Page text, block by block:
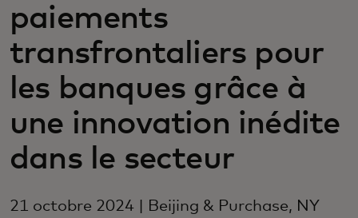
Pour les innovateurs
Actualités et tendances
paiements
transfrontaliers pour
les banques grâce à
une innovation inédite
dans le secteur
21 octobre 2024 | Beijing & Purchase, NY